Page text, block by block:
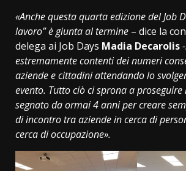
«Anche questa quarta edizione del Job
lavoro” è giunta al termine – dice la
delega ai Job Days Madia Decarolis
estremamente contenti dei numeri
aziende e cittadini attendando lo
evento. Tutto ciò ci sprona a proseguire
segnato da ormai 4 anni per creare
di incontro tra aziende in cerca di
cerca di occupazione».